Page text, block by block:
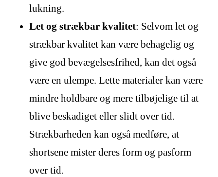
lukning.
Let og strækbar kvalitet: Selvom let og
strækbar kvalitet kan være behagelig og
give god bevægelsesfrihed, kan det også
være en ulempe. Lette materialer kan være
mindre holdbare og mere tilbøjelige til at
blive beskadiget eller slidt over tid.
Strækbarheden kan også medføre, at
shortsene mister deres form og pasform
over tid.